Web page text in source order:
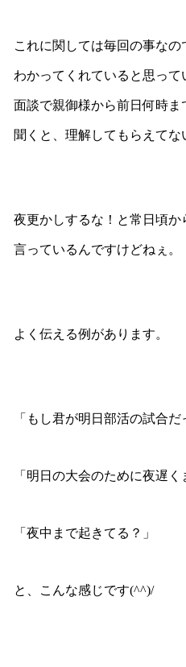
これに関しては毎回の事なの
わかってくれていると思って
面談で親御様から前日何時ま
聞くと、理解してもらえてな
夜更かしするな！と常日頃か
言っているんですけどねぇ。
よく伝える例があります。
「もし君が明日部活の試合だ
「明日の大会のために夜遅く
「夜中まで起きてる？」
と、こんな感じです(^^)/